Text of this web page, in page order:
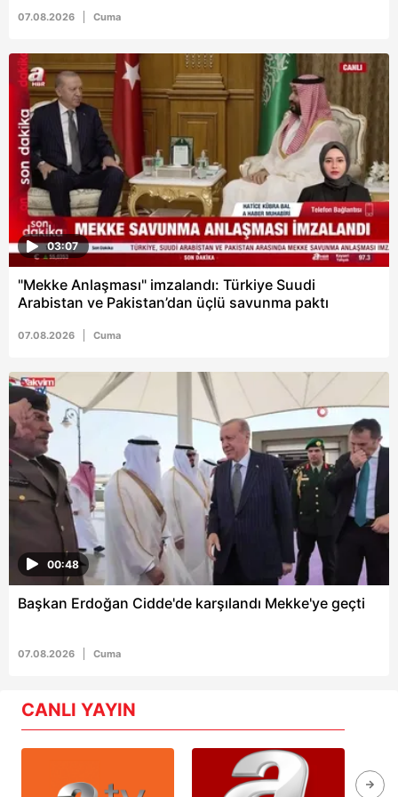
07.08.2026 Cuma
03:07
"Mekke Anlaşması" imzalandı: Türkiye Suudi
Arabistan ve Pakistan’dan üçlü savunma paktı
07.08.2026 Cuma
00:48
Başkan Erdoğan Cidde'de karşılandı Mekke'ye geçti
07.08.2026 Cuma
CANLI YAYIN